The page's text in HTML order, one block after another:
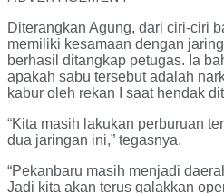
Diterangkan Agung, dari ciri-ciri
memiliki kesamaan dengan
berhasil ditangkap petugas. Ia
apakah sabu tersebut adalah
kabur oleh rekan I saat hendak
“Kita masih lakukan perburuan
dua jaringan ini,” tegasnya.
“Pekanbaru masih menjadi
Jadi kita akan terus galakkan